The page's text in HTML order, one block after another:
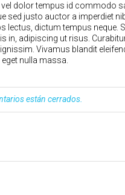
dolor tempus id commodo
sed justo auctor a imperdiet
lectus, dictum tempus neque.
in, adipiscing ut risus.
Vivamus blandit
nulla massa.
están cerrados.